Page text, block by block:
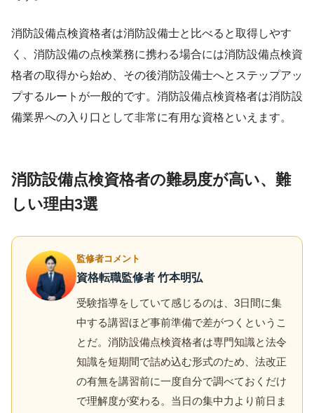
消防設備点検資格者は消防設備士と比べると取得しやす
く、消防設備の点検業務に携わる場合には消防設備点検資
格者の取得から始め、その後消防設備士へとステップアッ
プするルートが一般的です。消防設備点検資格者は消防設
備業界への入り口として非常に有用な資格といえます。
消防設備点検資格者の難易度が高い、難
しい理由3選
監修者コメント
資格転職監修者 竹本明弘
受験指導をしていて感じるのは、3日間に集
中する講習ほど事前準備で差がつくというこ
とだ。消防設備点検資格者は専門知識と法令
知識を短期間で詰め込む形式のため、法改正
の有無を講習前に一度自分で調べておくだけ
で理解度が変わる。当日の集中力より前日ま